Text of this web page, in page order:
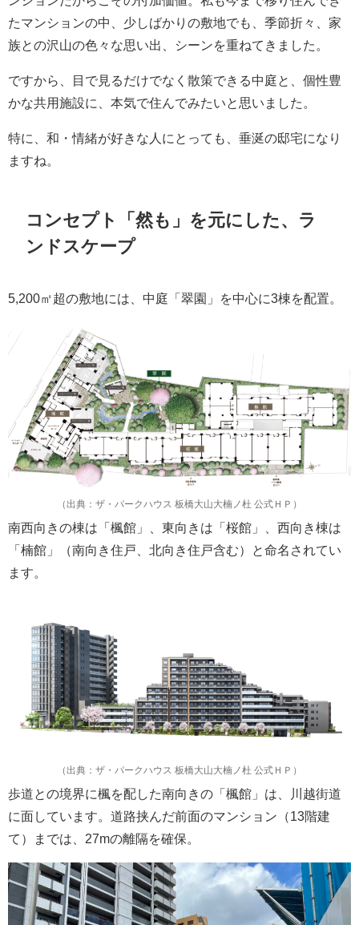
たマンションの中、少しばかりの敷地でも、季節折々、家
族との沢山の色々な思い出、シーンを重ねてきました。
ですから、目で見るだけでなく散策できる中庭と、個性豊
かな共用施設に、本気で住んでみたいと思いました。
特に、和・情緒が好きな人にとっても、垂涎の邸宅になり
ますね。
コンセプト「然も」を元にした、ラ
ンドスケープ
5,200㎡超の敷地には、中庭「翠園」を中心に3棟を配置。
（出典：ザ・パークハウス 板橋大山大楠ノ杜 公式ＨＰ）
南西向きの棟は「楓館」、東向きは「桜館」、西向き棟は
「楠館」（南向き住戸、北向き住戸含む）と命名されてい
ます。
（出典：ザ・パークハウス 板橋大山大楠ノ杜 公式ＨＰ）
歩道との境界に楓を配した南向きの「楓館」は、川越街道
に面しています。道路挟んだ前面のマンション（13階建
て）までは、27mの離隔を確保。